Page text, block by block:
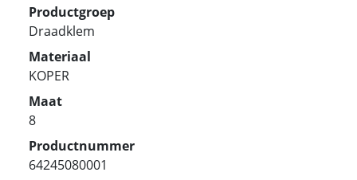
Productgroep
Draadklem
Materiaal
KOPER
Maat
8
Productnummer
64245080001